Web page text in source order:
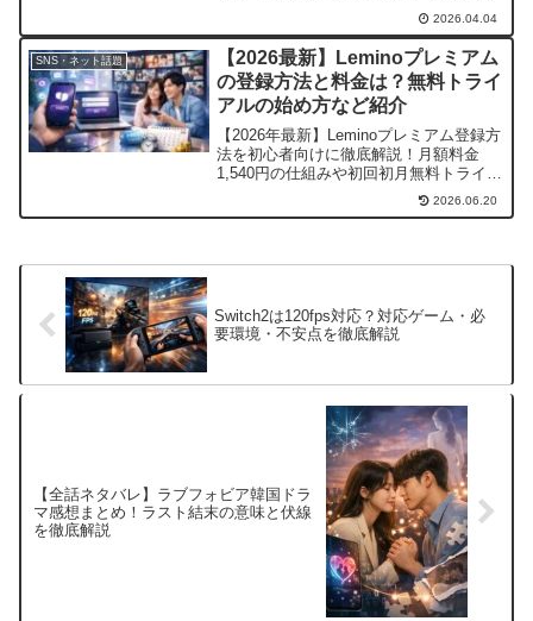
のみ販売される希少モデルを確実に入手
する方法を徹底解説。管理番号
「53584」を使った在庫確認術やサイズ
感、通販の現状までプロが網羅。
2026.04.04
SNS・ネット話題
【2026最新】Leminoプレミアム
の登録方法と料金は？無料トライ
アルの始め方など紹介
【2026年最新】Leminoプレミアム登録方
法を初心者向けに徹底解説！月額料金
1,540円の仕組みや初回初月無料トライア
ルの始め方、支払い方法（クレカ・プリ
ペイドカード）の選び方まで網羅。登録
2026.06.20
Switch2は120fps対応？対応ゲーム・必
要環境・不安点を徹底解説
【全話ネタバレ】ラブフォビア韓国ドラ
マ感想まとめ！ラスト結末の意味と伏線
を徹底解説